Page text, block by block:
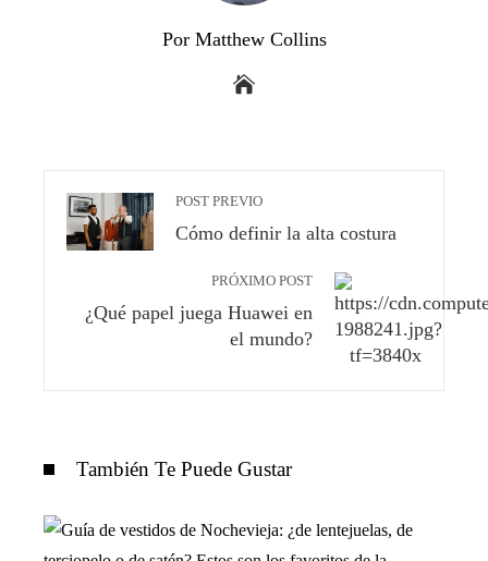
Por Matthew Collins
POST PREVIO
Cómo definir la alta costura
PRÓXIMO POST
¿Qué papel juega Huawei en
el mundo?
También Te Puede Gustar